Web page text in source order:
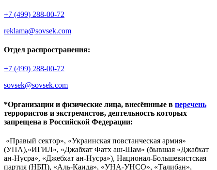
+7 (499) 288-00-72
reklama@sovsek.com
Отдел распространения:
+7 (499) 288-00-72
sovsek@sovsek.com
*Организации и физические лица, внесённные в перечень
террористов и экстремистов, деятельность которых
запрещена в Российской Федерации:
«Правый сектор», «Украинская повстанческая армия»
(УПА),«ИГИЛ», «Джабхат Фатх аш-Шам» (бывшая «Джабхат
ан-Нусра», «Джебхат ан-Нусра»), Национал-Большевистская
партия (НБП), «Аль-Каида», «УНА-УНСО», «Талибан»,